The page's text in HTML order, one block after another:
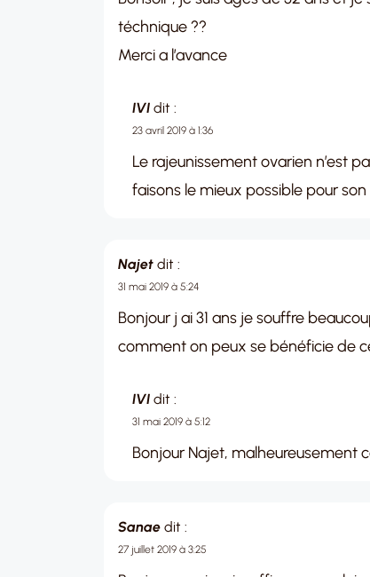
téchnique ??
Merci a l’avance
IVI dit :
23 avril 2019 à 1:36
Le rajeunissement ovarien n’est
faisons le mieux possible pour
Najet dit :
31 mai 2019 à 5:24
Bonjour j ai 31 ans je souffre
comment on peux se bénéficie de
IVI dit :
31 mai 2019 à 5:12
Bonjour Najet, malheureusement
Sanae dit :
27 juillet 2019 à 3:25